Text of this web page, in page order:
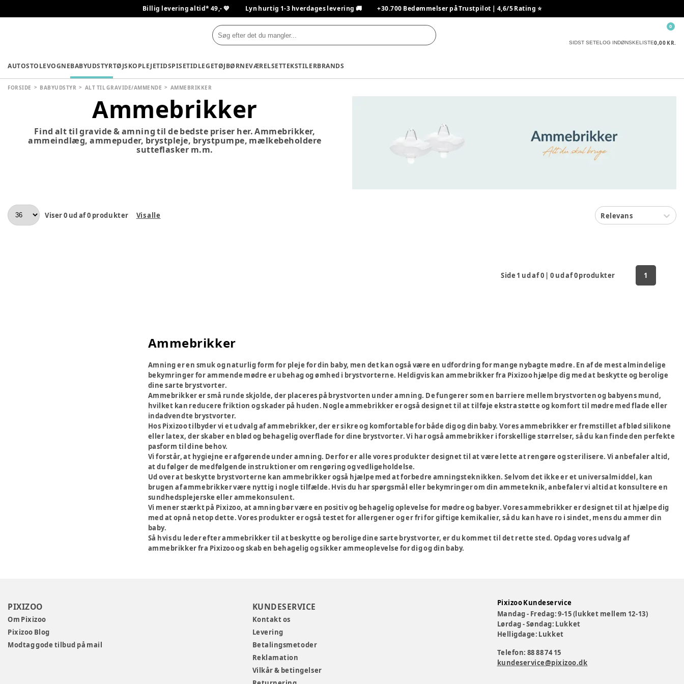
Billig levering altid* 49,- 💙 Lyn hurtig 1-3 hverdages levering 🚚 +30.700 Bedømmelser på Trustpilot | 4,6/5 Rating ⭐️
SIDST SETELOG INDØNSKELISTE0,00 KR.
0
AUTOSTOLEVOGNEBABYUDSTYRTØJSKOPLEJETIDSPISETIDLEGETØJBØRNEVÆRELSETTEKSTILERBRANDS
FORSIDE BABYUDSTYR ALT TIL GRAVIDE/AMMENDE AMMEBRIKKER
Ammebrikker
Find alt til gravide & amning til de bedste priser her. Ammebrikker,
ammeindlæg, ammepuder, brystpleje, brystpumpe, mælkebeholdere
sutteflasker m.m.
Viser0 ud af0 produkter Vis alle Relevans
Side 1 ud af0 |0 ud af0produkter 1
Ammebrikker
Amning er en smuk og naturlig form for pleje for din baby, men det kan også være en udfordring for mange nybagte mødre. En af de mest almindelige
bekymringer for ammende mødre er ubehag og ømhed i brystvorterne. Heldigvis kan ammebrikker fra Pixizoo hjælpe dig med at beskytte og berolige
dine sarte brystvorter.
Ammebrikker er små runde skjolde, der placeres på brystvorten under amning. De fungerer som en barriere mellem brystvorten og babyens mund,
hvilket kan reducere friktion og skader på huden. Nogle ammebrikker er også designet til at tilføje ekstra støtte og komfort til mødre med flade eller
indadvendte brystvorter.
Hos Pixizoo tilbyder vi et udvalg af ammebrikker, der er sikre og komfortable for både dig og din baby. Vores ammebrikker er fremstillet af blød silikone
eller latex, der skaber en blød og behagelig overflade for dine brystvorter. Vi har også ammebrikker i forskellige størrelser, så du kan finde den perfekte
pasform til dine behov.
Vi forstår, at hygiejne er afgørende under amning. Derfor er alle vores produkter designet til at være lette at rengøre og sterilisere. Vi anbefaler altid,
at du følger de medfølgende instruktioner om rengøring og vedligeholdelse.
Ud over at beskytte brystvorterne kan ammebrikker også hjælpe med at forbedre amningsteknikken. Selvom det ikke er et universalmiddel, kan
brugen af ammebrikker være nyttig i nogle tilfælde. Hvis du har spørgsmål eller bekymringer om din ammeteknik, anbefaler vi altid at konsultere en
sundhedsplejerske eller ammekonsulent.
Vi mener stærkt på Pixizoo, at amning bør være en positiv og behagelig oplevelse for mødre og babyer. Vores ammebrikker er designet til at hjælpe dig
med at opnå netop dette. Vores produkter er også testet for allergener og er fri for giftige kemikalier, så du kan have ro i sindet, mens du ammer din
baby.
Så hvis du leder efter ammebrikker til at beskytte og berolige dine sarte brystvorter, er du kommet til det rette sted. Opdag vores udvalg af
ammebrikker fra Pixizoo og skab en behagelig og sikker ammeoplevelse for dig og din baby.
PIXIZOO
Om Pixizoo
Pixizoo Blog
Modtag gode tilbud på mail
KUNDESERVICE
Kontakt os
Levering
Betalingsmetoder
Reklamation
Vilkår & betingelser
Pixizoo Kundeservice
Mandag - Fredag: 9-15 (lukket mellem 12-13)
Lørdag - Søndag: Lukket
Helligdage: Lukket
Telefon: 88 88 74 15
kundeservice@pixizoo.dk